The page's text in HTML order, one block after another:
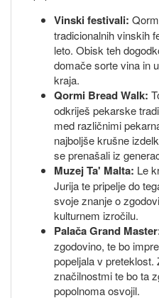
Vinski festivali:
tradicionalnih vinskih
leto. Obisk teh
domače sorte vina in
kraja.
Qormi Bread Walk:
odkriješ pekarske
med različnimi
najboljše krušne
se prenašali iz
Muzej Ta' Malta: Le
Jurija te pripelje do
svoje znanje o
kulturnem izročilu.
Palača Grand
zgodovino, te bo
popeljala v preteklost.
značilnostmi te bo ta
popolnoma osvojil.